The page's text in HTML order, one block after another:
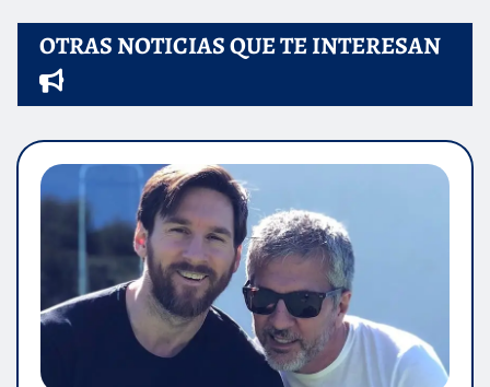
OTRAS NOTICIAS QUE TE INTERESAN